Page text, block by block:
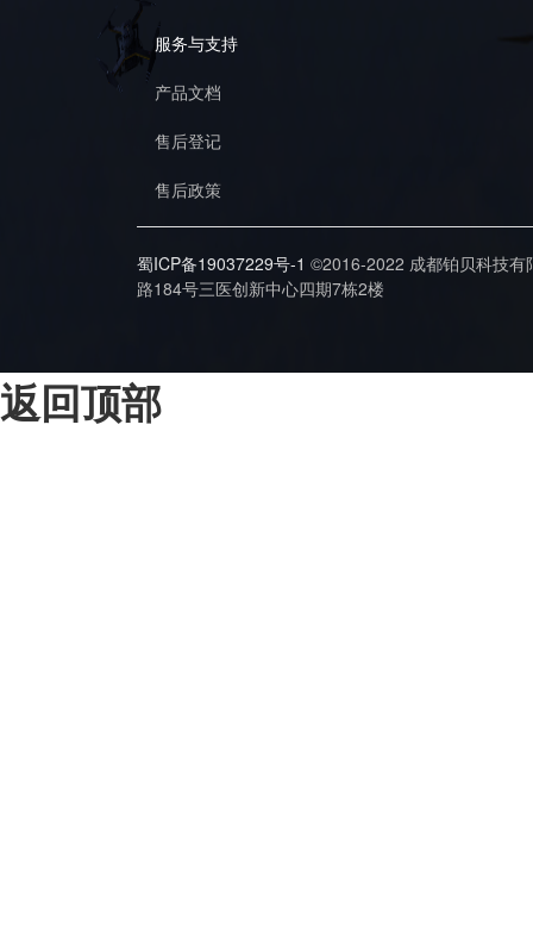
服务与支持
产品文档
售后登记
售后政策
蜀ICP备19037229号-1 ©2016-2022 成都铂贝科技
路184号三医创新中心四期7栋2楼
返回顶部